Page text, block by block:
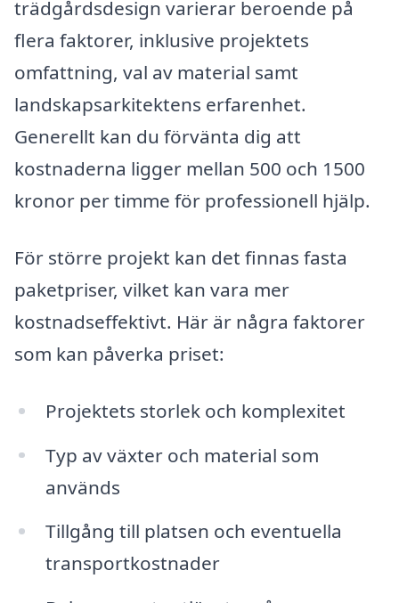
trädgårdsdesign varierar beroende på
flera faktorer, inklusive projektets
omfattning, val av material samt
landskapsarkitektens erfarenhet.
Generellt kan du förvänta dig att
kostnaderna ligger mellan 500 och 1500
kronor per timme för professionell hjälp.
För större projekt kan det finnas fasta
paketpriser, vilket kan vara mer
kostnadseffektivt. Här är några faktorer
som kan påverka priset:
Projektets storlek och komplexitet
Typ av växter och material som
används
Tillgång till platsen och eventuella
transportkostnader